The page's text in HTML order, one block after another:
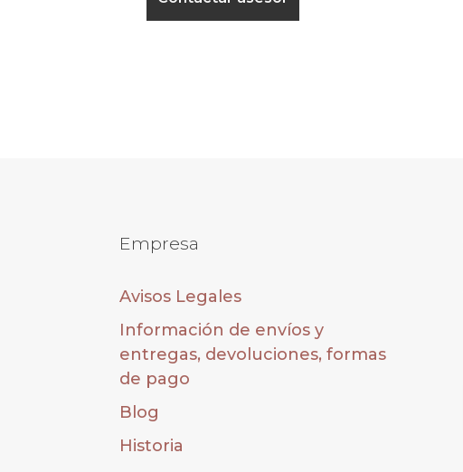
Empresa
Avisos Legales
Información de envíos y
entregas, devoluciones, formas
de pago
Blog
Historia